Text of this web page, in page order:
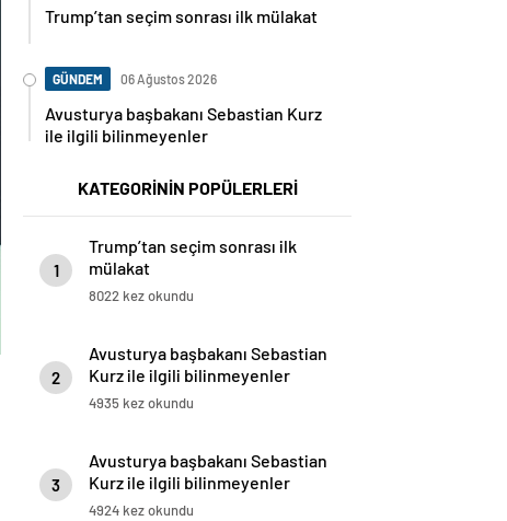
Trump’tan seçim sonrası ilk mülakat
GÜNDEM 06 Ağustos 2026
Avusturya başbakanı Sebastian Kurz
ile ilgili bilinmeyenler
KATEGORİNİN POPÜLERLERİ
1
Trump’tan seçim sonrası ilk
mülakat
8022 kez okundu
2
Avusturya başbakanı Sebastian
Kurz ile ilgili bilinmeyenler
4935 kez okundu
3
Avusturya başbakanı Sebastian
Kurz ile ilgili bilinmeyenler
4924 kez okundu